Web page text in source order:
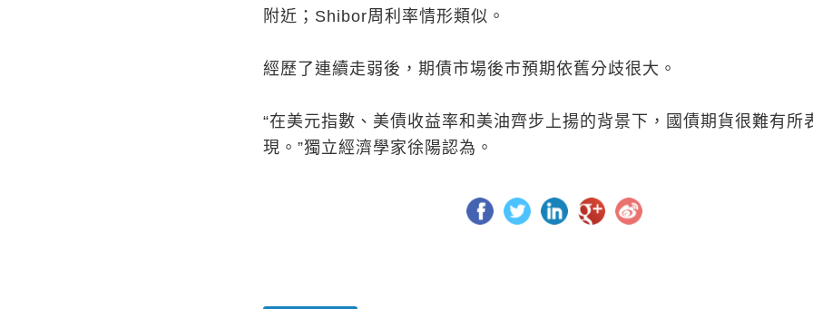
附近；Shibor周利率情形類似。
經歷了連續走弱後，期債市場後市預期依舊分歧很大。
“在美元指數、美債收益率和美油齊步上揚的背景下，國債期貨很難有所
現。”獨立經濟學家徐陽認為。